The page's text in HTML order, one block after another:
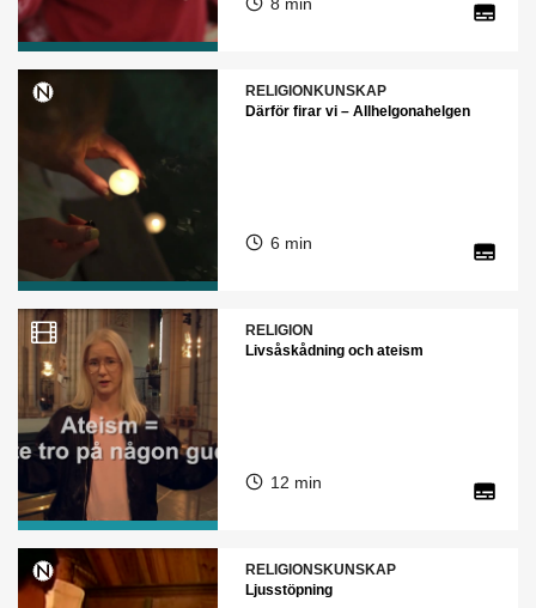
RELIGIONKUNSKAP
Därför firar vi – Allhelgonahelgen
6 min
RELIGION
Livsåskådning och ateism
12 min
RELIGIONSKUNSKAP
Ljusstöpning